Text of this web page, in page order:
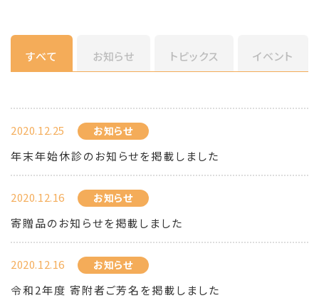
すべて お知らせ トピックス イベント
2020.12.25 お知らせ
年末年始休診のお知らせを掲載しました
2020.12.16 お知らせ
寄贈品のお知らせを掲載しました
2020.12.16 お知らせ
令和2年度 寄附者ご芳名を掲載しました